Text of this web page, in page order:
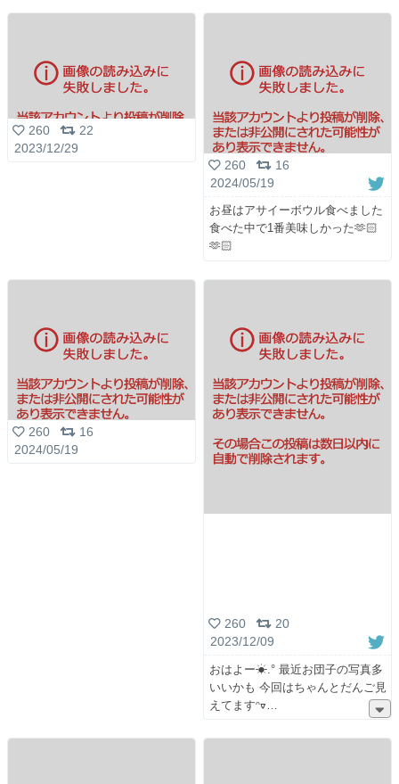
260
22
2023/12/29
260
16
2024/05/19
お昼はアサイーボウル食べました
食べた中で1番美味しかった🫶🏻
🫶🏻
260
16
2024/05/19
260
20
2023/12/09
おはよー☀︎.° 最近お団子の写真多
いいかも 今回はちゃんとだんご見
えてますᵔᢦ